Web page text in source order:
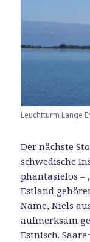
Leuchtturm Lange
Der nächste
schwedische
phantasielos –
Estland
Name, Niels
aufmerksam
Estnisch.